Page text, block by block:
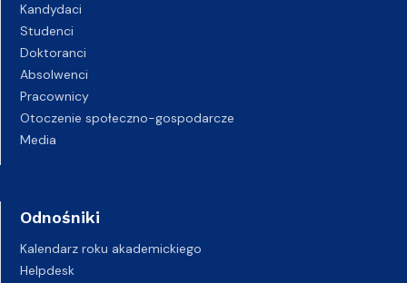
Kandydaci
Studenci
Doktoranci
Absolwenci
Pracownicy
Otoczenie społeczno-gospodarcze
Media
Odnośniki
Kalendarz roku akademickiego
Helpdesk